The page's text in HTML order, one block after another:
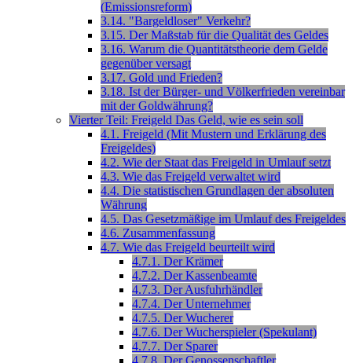
(Emissionsreform)
3.14. "Bargeldloser" Verkehr?
3.15. Der Maßstab für die Qualität des Geldes
3.16. Warum die Quantitätstheorie dem Gelde
gegenüber versagt
3.17. Gold und Frieden?
3.18. Ist der Bürger- und Völkerfrieden vereinbar
mit der Goldwährung?
Vierter Teil: Freigeld Das Geld, wie es sein soll
4.1. Freigeld (Mit Mustern und Erklärung des
Freigeldes)
4.2. Wie der Staat das Freigeld in Umlauf setzt
4.3. Wie das Freigeld verwaltet wird
4.4. Die statistischen Grundlagen der absoluten
Währung
4.5. Das Gesetzmäßige im Umlauf des Freigeldes
4.6. Zusammenfassung
4.7. Wie das Freigeld beurteilt wird
4.7.1. Der Krämer
4.7.2. Der Kassenbeamte
4.7.3. Der Ausfuhrhändler
4.7.4. Der Unternehmer
4.7.5. Der Wucherer
4.7.6. Der Wucherspieler (Spekulant)
4.7.7. Der Sparer